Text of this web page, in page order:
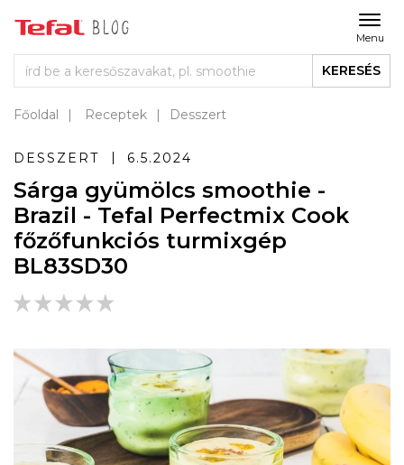
Menu
KERESÉS
Főoldal Receptek Desszert
DESSZERT 6.5.2024
Sárga gyümölcs smoothie -
Brazil - Tefal Perfectmix Cook
főzőfunkciós turmixgép
BL83SD30